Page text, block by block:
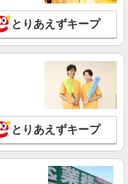
とりあえずキープ
とりあえずキープ